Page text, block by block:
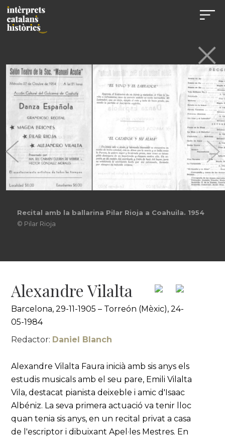
Recital amb la ballarina Pilar Rioja a Coahuila. 1954
© Pilar Rioja
Alexandre Vilalta
Barcelona, 29-11-1905 – Torreón (Mèxic), 24-
05-1984
Redactor: Daniel Blanch
Alexandre Vilalta Faura inicià amb sis anys els
estudis musicals amb el seu pare, Emili Vilalta
Vila, destacat pianista deixeble i amic d'Isaac
Albéniz. La seva primera actuació va tenir lloc
quan tenia sis anys, en un recital privat a casa
de l'escriptor i dibuixant Apel·les Mestres. En